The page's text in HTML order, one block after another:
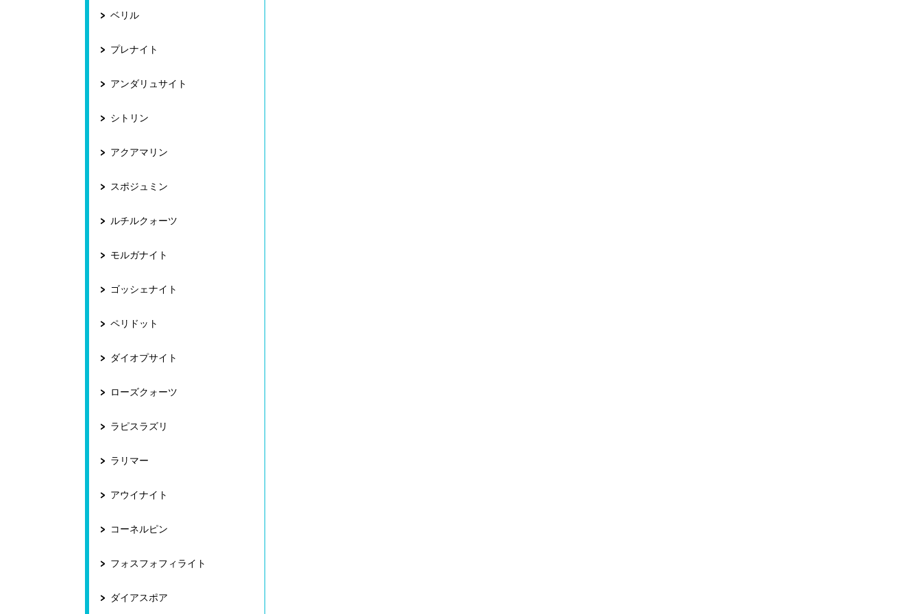
ベリル
プレナイト
アンダリュサイト
シトリン
アクアマリン
スポジュミン
ルチルクォーツ
モルガナイト
ゴッシェナイト
ペリドット
ダイオプサイト
ローズクォーツ
ラピスラズリ
ラリマー
アウイナイト
コーネルピン
フォスフォフィライト
ダイアスポア